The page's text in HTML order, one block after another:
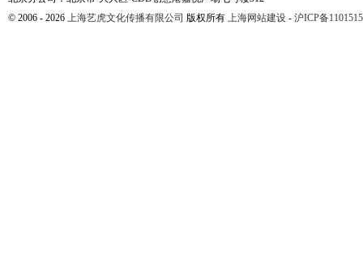
© 2006 - 2026 上海艺虎文化传播有限公司 版权所有 上海网站建设 - 沪ICP备